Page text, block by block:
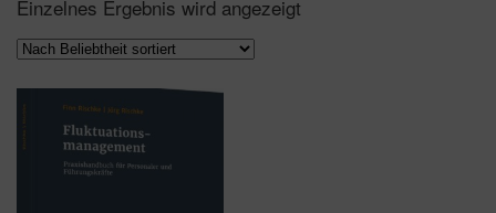
Einzelnes Ergebnis wird angezeigt